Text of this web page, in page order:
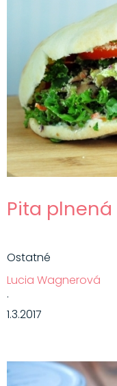
Pita
Ostatné
Lucia Wagnerová
·
1.3.2017